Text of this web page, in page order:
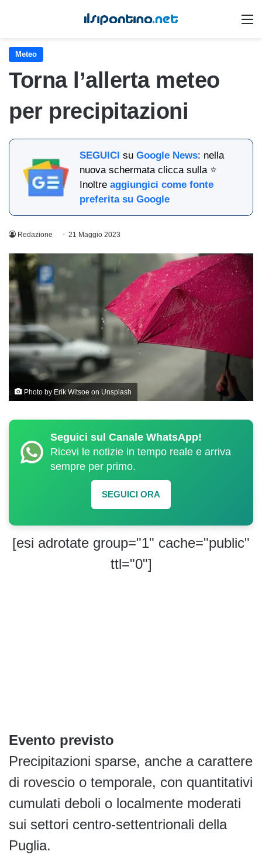
Meteo
Torna l’allerta meteo
per precipitazioni
SEGUICI suGoogle News: nella
nuova schermata clicca sulla ⭐
Inoltreaggiungici come fonte
preferita su Google
Redazione 21 Maggio 2023
Photo by Erik Witsoe on Unsplash
Seguici sul Canale WhatsApp!
Ricevi le notizie in tempo reale e arriva
sempre per primo.
SEGUICI ORA
[esi adrotate group="1" cache="public"
ttl="0"]
Evento previsto
Precipitazioni sparse, anche a carattere
di rovescio o temporale, con quantitativi
cumulati deboli o localmente moderati
sui settori centro-settentrionali della
Puglia.